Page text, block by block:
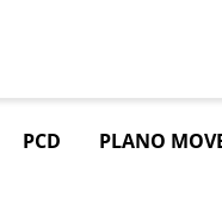
PCD PLANO